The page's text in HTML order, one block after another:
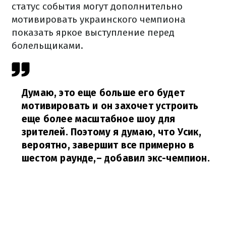
статус события могут дополнительно
мотивировать украинского чемпиона
показать яркое выступление перед
болельщиками.
Думаю, это еще больше его будет
мотивировать и он захочет устроить
еще более масштабное шоу для
зрителей. Поэтому я думаю, что Усик,
вероятно, завершит все примерно в
шестом раунде,– добавил экс-чемпион.